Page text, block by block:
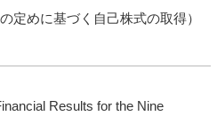
定めに基づく自己株式の取得）
Results for the Nine